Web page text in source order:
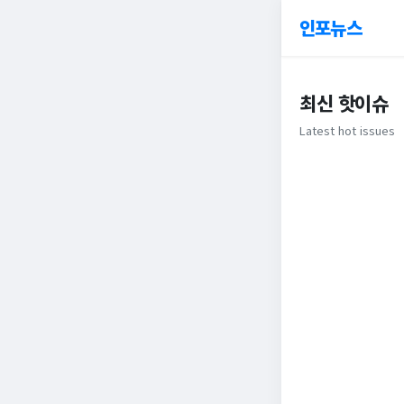
인포뉴스
최신 핫이슈
Latest hot issues